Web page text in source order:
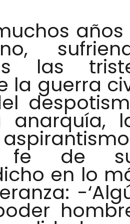
años
las
la guerra
de
en lo
-